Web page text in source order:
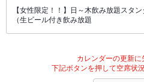
【女性限定！！】日～木飲み放題スタ
（生ビール付き飲み放題
カレンダーの更新に
下記ボタンを押して空席状